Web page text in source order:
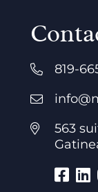
819-
563